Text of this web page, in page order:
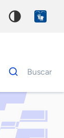
Dados
para
Buscar
Palavra
chave